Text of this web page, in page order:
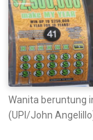
Wanita beruntung
(UPI/John